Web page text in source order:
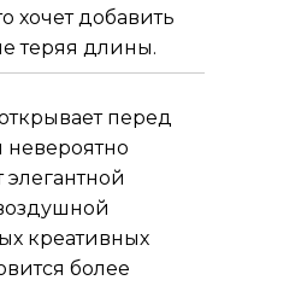
хочет добавить
теряя длины.
перед
креативных
более